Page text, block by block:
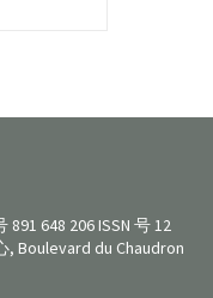
648 206 ISSN 号 12
, Boulevard du Chaudron